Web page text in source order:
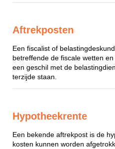
Aftrekposten
Een fiscalist of
betreffende de fiscale wetten
een geschil met de
terzijde staan.
Hypotheekrente
Een bekende aftrekpost is de
kosten kunnen worden